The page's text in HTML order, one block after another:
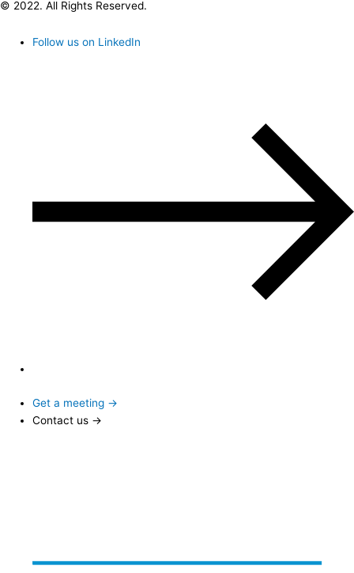
© 2022. All Rights Reserved.
Follow us on LinkedIn
Get a meeting →
Contact us →